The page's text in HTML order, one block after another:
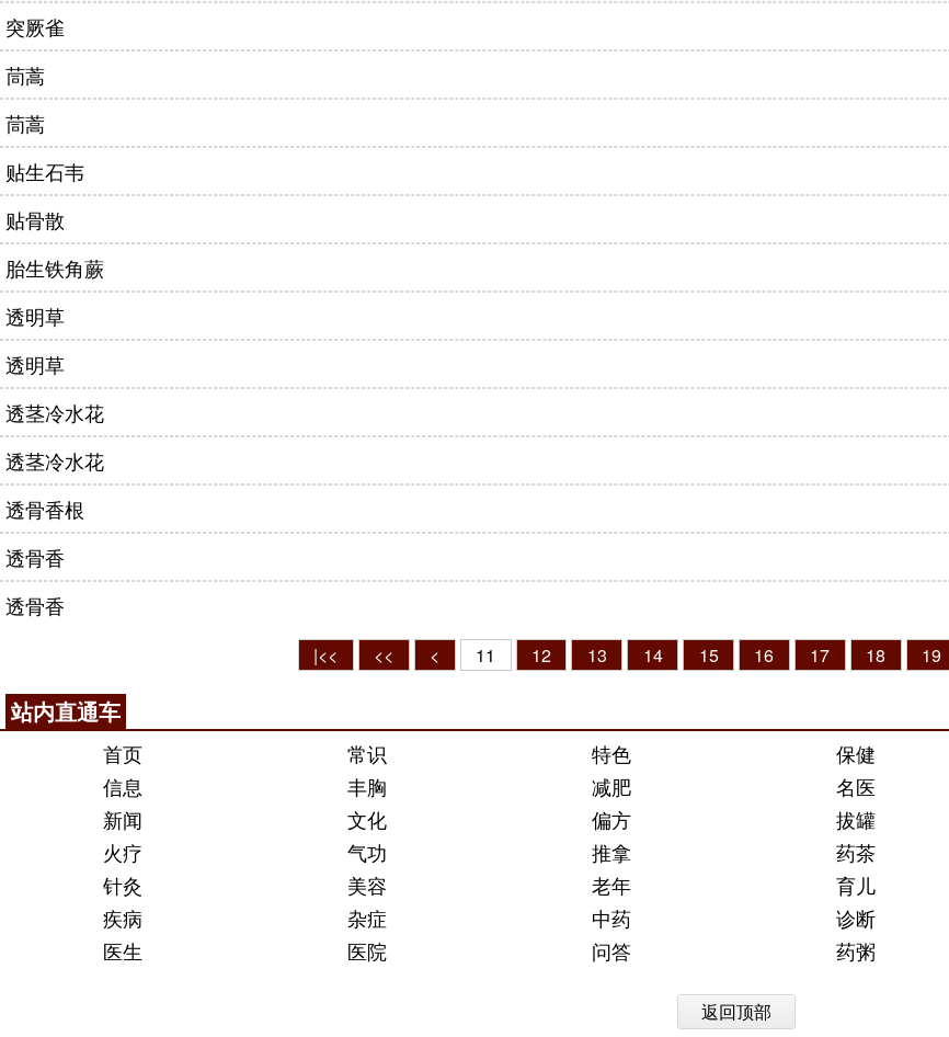
突厥雀
茼蒿
茼蒿
贴生石韦
贴骨散
胎生铁角蕨
透明草
透明草
透茎冷水花
透茎冷水花
透骨香根
透骨香
透骨香
|<< << < 11 12 13 14 15 16 17 18 19
站内直通车
首页 常识 特色 保健
信息
丰胸 减肥 名医
新闻
文化 偏方 拔罐
火疗
气功 推拿 药茶
针灸
美容 老年 育儿
疾病
杂症 中药 诊断
医生
医院 问答 药粥
返回顶部